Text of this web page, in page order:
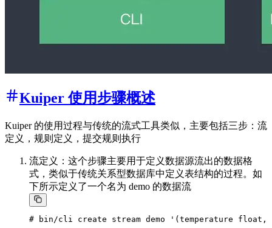
Kuiper 使用步骤概述
Kuiper 的使用过程与传统的流式工具类似，主要包括三步：流
定义，规则定义，提交规则执行
流定义：这个步骤主要用于定义数据源流出的数据格
式，类似于传统关系型数据库中定义表结构的过程。如
下所示定义了一个名为 demo 的数据流